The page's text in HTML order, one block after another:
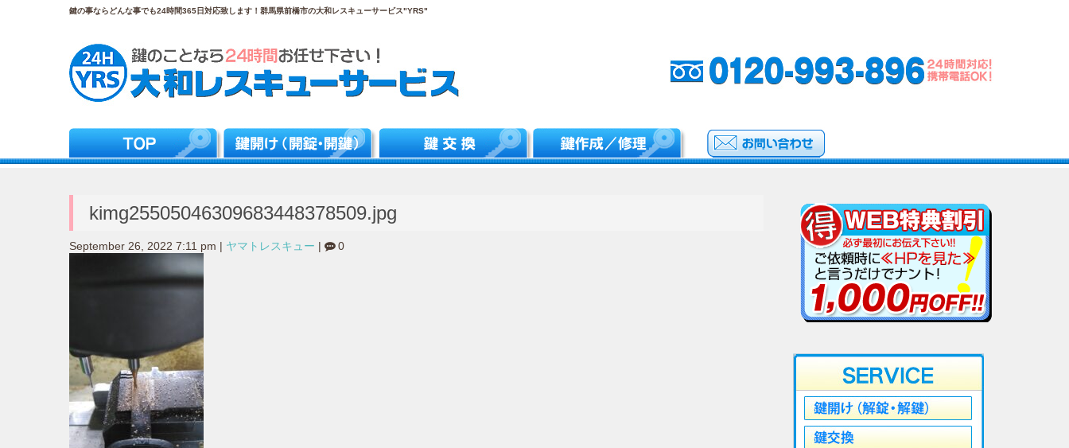
鍵の事ならどんな事でも24時間365日対応致します！群馬県前橋市の大和レスキューサービス"YRS"
kimg25505046309683448378509.jpg
September 26, 2022 7:11 pm ヤマトレスキュー 0